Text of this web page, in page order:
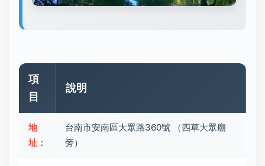
項
目
說明
地
址：
台南市安南區大眾路360號 （四草大眾廟
旁）